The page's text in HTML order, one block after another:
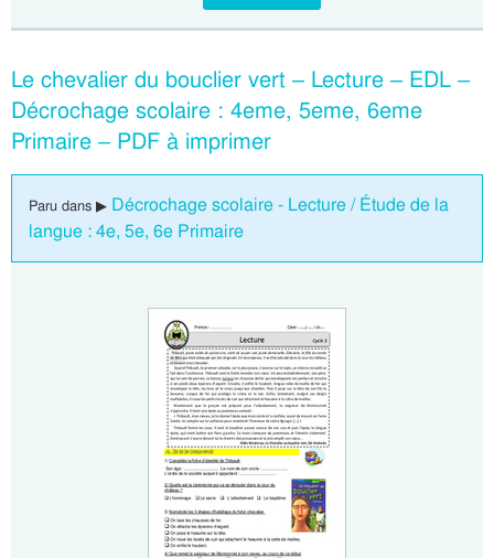
Le chevalier du bouclier vert – Lecture – EDL –
Décrochage scolaire : 4eme, 5eme, 6eme
Primaire – PDF à imprimer
Paru dans ▶ Décrochage scolaire - Lecture / Étude de la
langue : 4e, 5e, 6e Primaire